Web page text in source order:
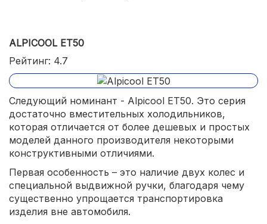
ALPICOOL ET50
Рейтинг: 4.7
Следующий номинант - Alpicool ET50. Это серия
достаточно вместительных холодильников,
которая отличается от более дешевых и простых
моделей данного производителя некоторыми
конструктивными отличиями.
Первая особенность – это наличие двух колес и
специальной выдвижной ручки, благодаря чему
существенно упрощается транспортировка
изделия вне автомобиля.